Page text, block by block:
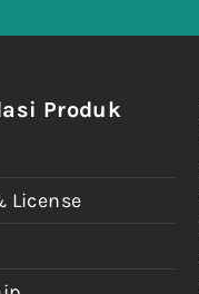
Produk
License